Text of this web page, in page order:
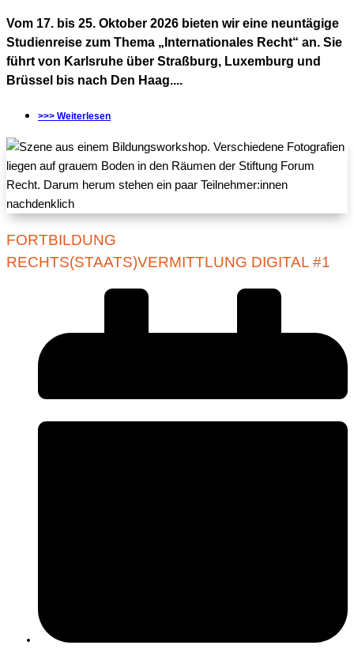
Vom 17. bis 25. Oktober 2026 bieten wir eine neuntägige
Studienreise zum Thema „Internationales Recht“ an. Sie
führt von Karlsruhe über Straßburg, Luxemburg und
Brüssel bis nach Den Haag....
>>> Weiterlesen
FORTBILDUNG
RECHTS(STAATS)VERMITTLUNG DIGITAL #1